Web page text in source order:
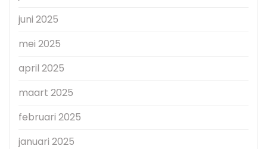
juni 2025
mei 2025
april 2025
maart 2025
februari 2025
januari 2025